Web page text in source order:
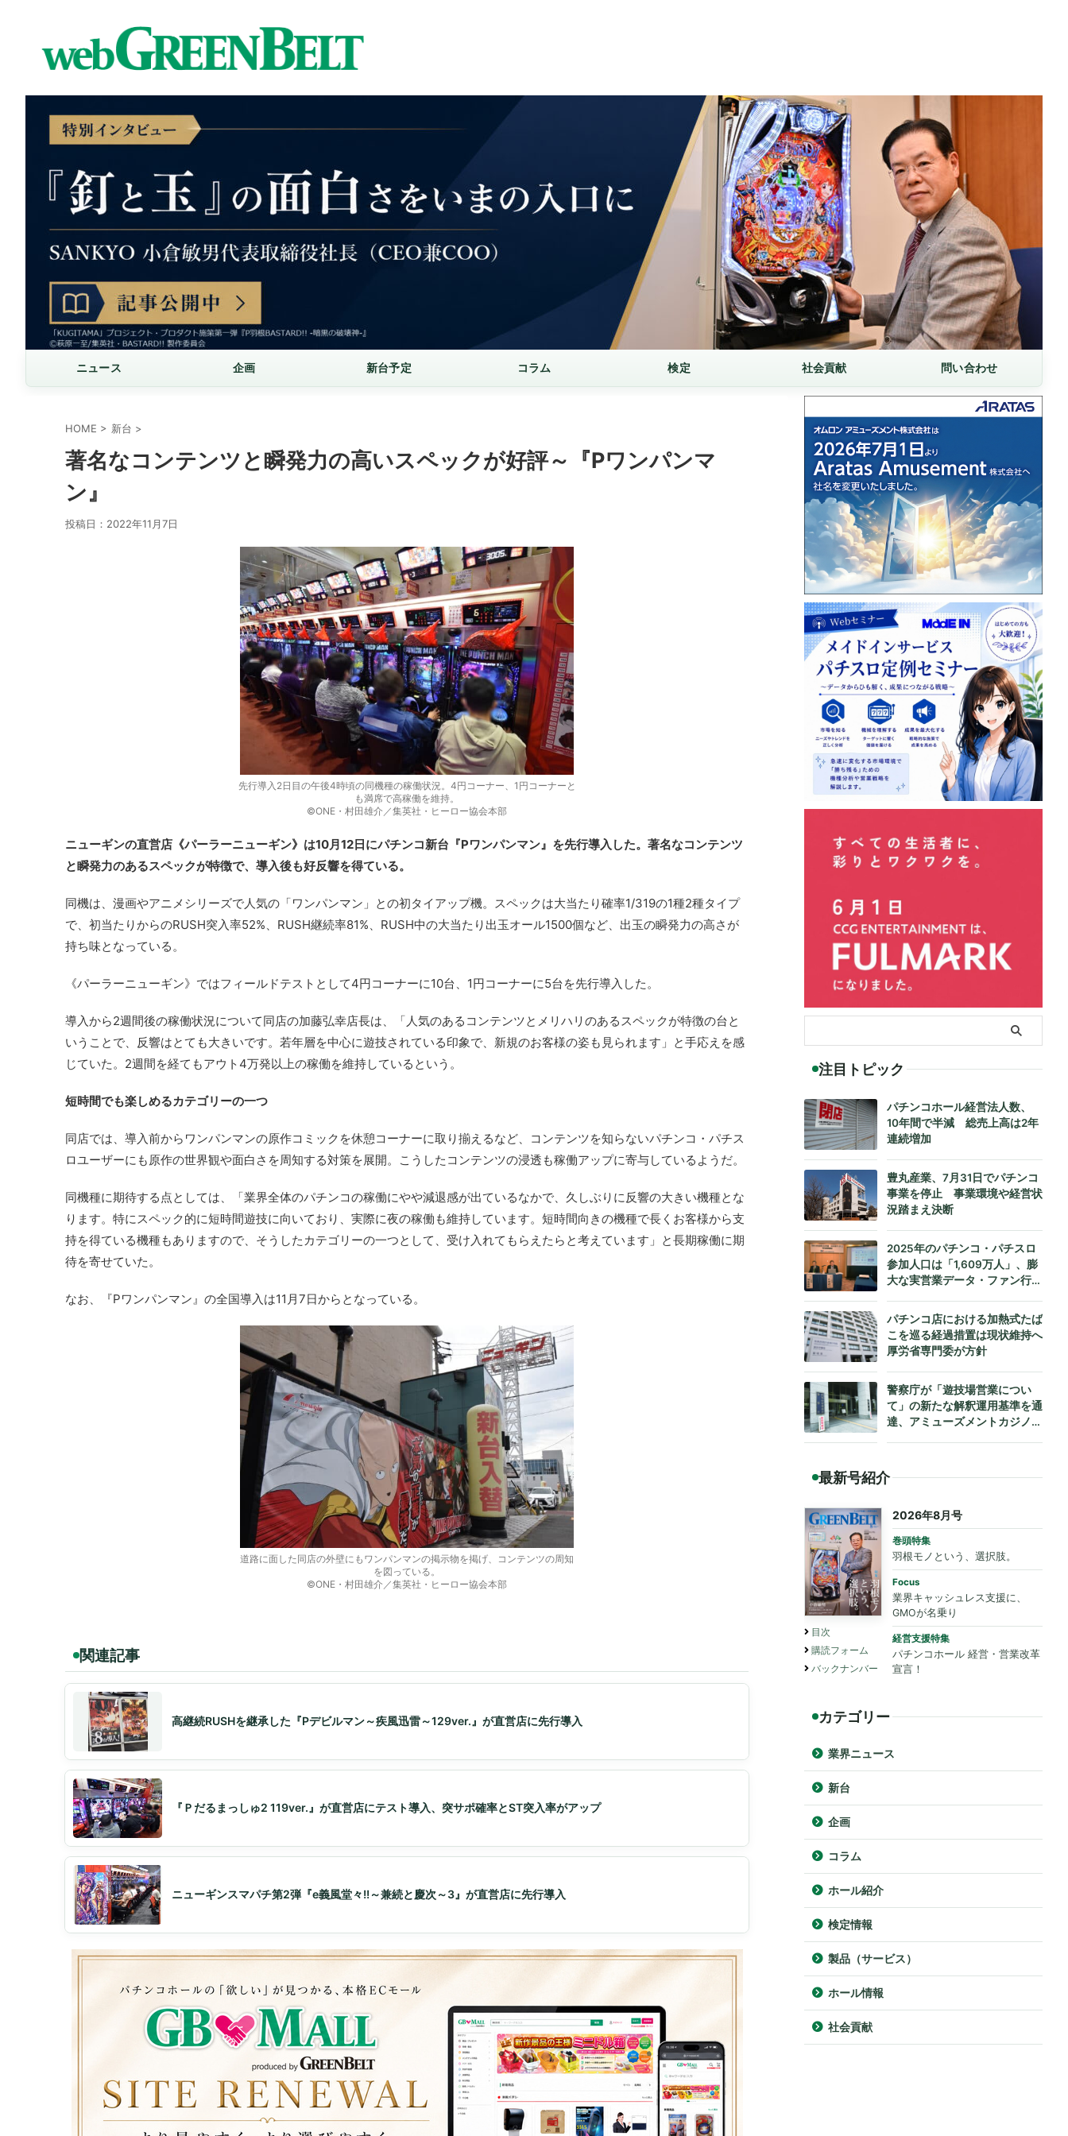
ニュース 企画 新台予定 コラム 検定 社会貢献 問い合わせ
HOME > 新台 >
著名なコンテンツと瞬発力の高いスペックが好評～『Pワンパンマ
ン』
投稿日： 2022年11月7日
先行導入2日目の午後4時頃の同機種の稼働状況。4円コーナー、1円コーナーと
も満席で高稼働を維持。
©ONE・村田雄介／集英社・ヒーロー協会本部
ニューギンの直営店《パーラーニューギン》は10月12日にパチンコ新台『Pワンパンマン』を先行導入した。著名なコンテンツ
と瞬発力のあるスペックが特徴で、導入後も好反響を得ている。
同機は、漫画やアニメシリーズで人気の「ワンパンマン」との初タイアップ機。スペックは大当たり確率1/319の1種2種タイプ
で、初当たりからのRUSH突入率52%、RUSH継続率81%、RUSH中の大当たり出玉オール1500個など、出玉の瞬発力の高さが
持ち味となっている。
《パーラーニューギン》ではフィールドテストとして4円コーナーに10台、1円コーナーに5台を先行導入した。
導入から2週間後の稼働状況について同店の加藤弘幸店長は、「人気のあるコンテンツとメリハリのあるスペックが特徴の台と
いうことで、反響はとても大きいです。若年層を中心に遊技されている印象で、新規のお客様の姿も見られます」と手応えを感
じていた。2週間を経てもアウト4万発以上の稼働を維持しているという。
短時間でも楽しめるカテゴリーの一つ
同店では、導入前からワンパンマンの原作コミックを休憩コーナーに取り揃えるなど、コンテンツを知らないパチンコ・パチス
ロユーザーにも原作の世界観や面白さを周知する対策を展開。こうしたコンテンツの浸透も稼働アップに寄与しているようだ。
同機種に期待する点としては、「業界全体のパチンコの稼働にやや減退感が出ているなかで、久しぶりに反響の大きい機種とな
ります。特にスペック的に短時間遊技に向いており、実際に夜の稼働も維持しています。短時間向きの機種で長くお客様から支
持を得ている機種もありますので、そうしたカテゴリーの一つとして、受け入れてもらえたらと考えています」と長期稼働に期
待を寄せていた。
なお、『Pワンパンマン』の全国導入は11月7日からとなっている。
道路に面した同店の外壁にもワンパンマンの掲示物を掲げ、コンテンツの周知
を図っている。
©ONE・村田雄介／集英社・ヒーロー協会本部
関連記事
高継続RUSHを継承した『Pデビルマン～疾風迅雷～129ver.』が直営店に先行導入
『Ｐだるまっしゅ2 119ver.』が直営店にテスト導入、突サポ確率とST突入率がアップ
ニューギンスマパチ第2弾『e義風堂々!!～兼続と慶次～3』が直営店に先行導入
注目トピック
パチンコホール経営法人数、
10年間で半減 総売上高は2年
連続増加
豊丸産業、7月31日でパチンコ
事業を停止 事業環境や経営状
況踏まえ決断
2025年のパチンコ・パチスロ
参加人口は「1,609万人」、膨
大な実営業データ・ファン行動
公式発表
パチンコ店における加熱式たば
こを巡る経過措置は現状維持へ
厚労省専門委が方針
警察庁が「遊技場営業につい
て」の新たな解釈運用基準を通
達、アミューズメントカジノへ
最新号紹介
目次
購読フォーム
バックナンバー
2026年8月号
巻頭特集
羽根モノという、選択肢。
Focus
業界キャッシュレス支援に、
GMOが名乗り
経営支援特集
パチンコホール 経営・営業改革
宣言！
カテゴリー
業界ニュース
新台
企画
コラム
ホール紹介
検定情報
製品（サービス）
ホール情報
社会貢献